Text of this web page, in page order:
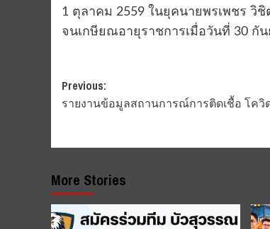
1 ตุลาคม 2559 ในยุคนายพรเพชร
จนเกษียณอายุราชการเมื่อวันที่ 30 กั
Post
navigation
Previous:
รายงานข้อมูลสถานการณ์การติดเชื้อ โควิ
More Stories